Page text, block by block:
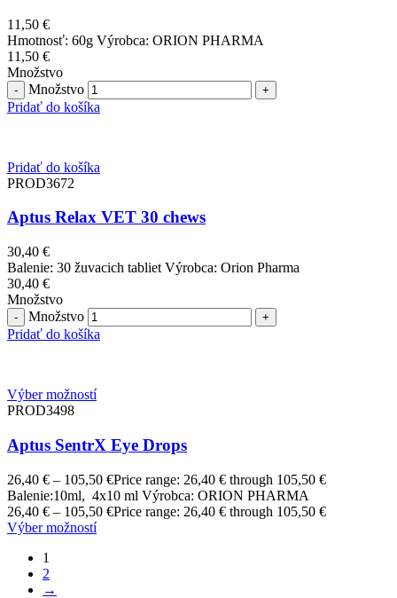
11,50 €
Hmotnosť: 60g Výrobca: ORION PHARMA
11,50 €
Množstvo
Množstvo
Pridať do košíka
Pridať do košíka
PROD3672
Aptus Relax VET 30 chews
30,40 €
Balenie: 30 žuvacich tabliet Výrobca: Orion Pharma
30,40 €
Množstvo
Množstvo
Pridať do košíka
Výber možností
PROD3498
Aptus SentrX Eye Drops
26,40 € – 105,50 €Price range: 26,40 € through 105,50 €
Balenie:10ml, 4x10 ml Výrobca: ORION PHARMA
26,40 € – 105,50 €Price range: 26,40 € through 105,50 €
Výber možností
1
2
→